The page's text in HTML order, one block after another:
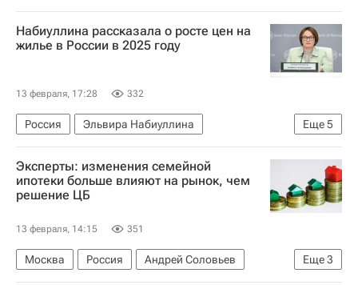
Центральный Банк РФ (ЦБ РФ)
Набиуллина рассказала о росте цен на
жилье в России в 2025 году
13 февраля, 17:28 332
Еще5
Россия
Эльвира Набиуллина
Центральный Банк РФ (ЦБ РФ)
Цены
Жилье
Новостройки Вторичное жилье
Эксперты: изменения семейной
ипотеки больше влияют на рынок, чем
решение ЦБ
13 февраля, 14:15 351
Еще3
Москва Россия
Андрей Соловьев